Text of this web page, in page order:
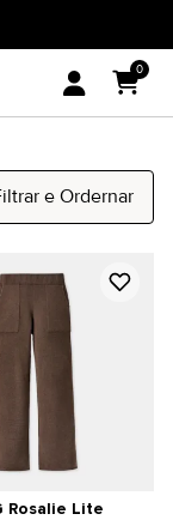
0
e Ordernar
Rosalie Lite